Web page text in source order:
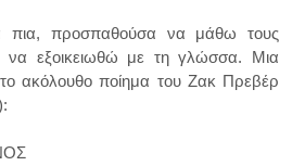
πια, προσπαθούσα να μάθω τους
να εξοικειωθώ με τη γλώσσα. Μια
ακόλουθο ποίημα του Ζακ Πρεβέρ